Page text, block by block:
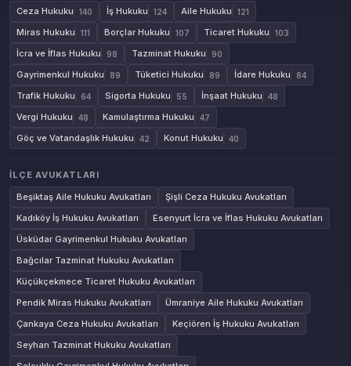
Ceza Hukuku
140 İş Hukuku 124 Aile Hukuku 121
Miras Hukuku 111 Borçlar Hukuku 107 Ticaret Hukuku 103
İcra ve İflas Hukuku 98 Tazminat Hukuku 90
Gayrimenkul Hukuku 89 Tüketici Hukuku 89 İdare Hukuku 84
Trafik Hukuku 64 Sigorta Hukuku 55 İnşaat Hukuku 48
Vergi Hukuku 48 Kamulaştırma Hukuku 47
Göç ve Vatandaşlık Hukuku 42 Konut Hukuku 40
İLÇE AVUKATLARI
Beşiktaş Aile Hukuku Avukatları
Şişli Ceza Hukuku Avukatları
Kadıköy İş Hukuku Avukatları
Esenyurt İcra ve İflas Hukuku Avukatları
Üsküdar Gayrimenkul Hukuku Avukatları
Bağcılar Tazminat Hukuku Avukatları
Küçükçekmece Ticaret Hukuku Avukatları
Pendik Miras Hukuku Avukatları
Ümraniye Aile Hukuku Avukatları
Çankaya Ceza Hukuku Avukatları
Keçiören İş Hukuku Avukatları
Seyhan Tazminat Hukuku Avukatları